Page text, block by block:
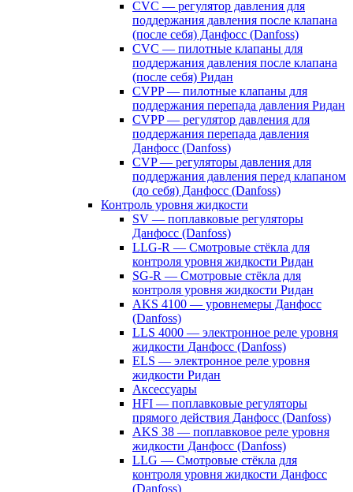
CVС — регулятор давления для
поддержания давления после клапана
(после себя) Данфосс (Danfoss)
CVС — пилотные клапаны для
поддержания давления после клапана
(после себя) Ридан
CVPP — пилотные клапаны для
поддержания перепада давления Ридан
CVPP — регулятор давления для
поддержания перепада давления
Данфосс (Danfoss)
CVP — регуляторы давления для
поддержания давления перед клапаном
(до себя) Данфосс (Danfoss)
Контроль уровня жидкости
SV — поплавковые регуляторы
Данфосс (Danfoss)
LLG-R — Смотровые стёкла для
контроля уровня жидкости Ридан
SG-R — Смотровые стёкла для
контроля уровня жидкости Ридан
AKS 4100 — уровнемеры Данфосс
(Danfoss)
LLS 4000 — электронное реле уровня
жидкости Данфосс (Danfoss)
ELS — электронное реле уровня
жидкости Ридан
Аксессуары
HFI — поплавковые регуляторы
прямого действия Данфосс (Danfoss)
AKS 38 — поплавковое реле уровня
жидкости Данфосс (Danfoss)
LLG — Смотровые стёкла для
контроля уровня жидкости Данфосс
(Danfoss)